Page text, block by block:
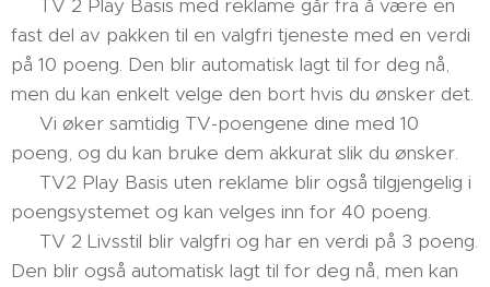
✔️ TV 2 Play Basis med reklame går fra å være en
fast del av pakken til en valgfri tjeneste med en verdi
på 10 poeng. Den blir automatisk lagt til for deg nå,
men du kan enkelt velge den bort hvis du ønsker det.
✔️ Vi øker samtidig TV-poengene dine med 10
poeng, og du kan bruke dem akkurat slik du ønsker.
✔️ TV2 Play Basis uten reklame blir også tilgjengelig i
poengsystemet og kan velges inn for 40 poeng.
✔️ TV 2 Livsstil blir valgfri og har en verdi på 3 poeng.
Den blir også automatisk lagt til for deg nå, men kan